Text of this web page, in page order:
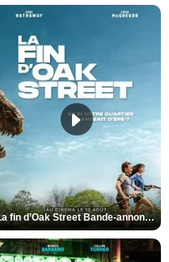
La fin d’Oak Street Bande-annonce VO STFR